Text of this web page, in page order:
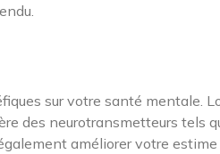
sur votre santé mentale.
des neurotransmetteurs tels
améliorer votre estime